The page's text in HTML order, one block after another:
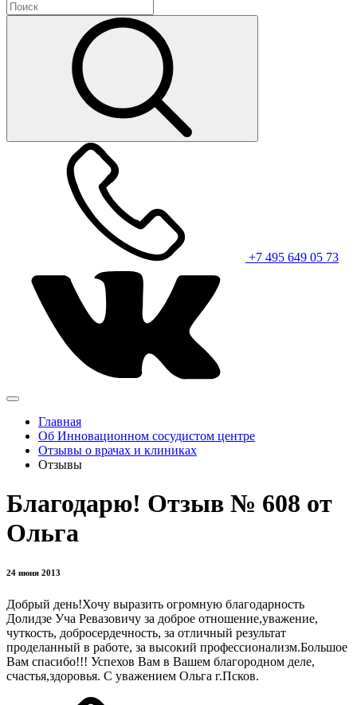
+7 495 649 05 73
Главная
Об Инновационном сосудистом центре
Отзывы о врачах и клиниках
Отзывы
Благодарю! Отзыв № 608 от
Ольга
24 июня 2013
Добрый день!Хочу выразить огромную благодарность
Долидзе Уча Ревазовичу за доброе отношение,уважение,
чуткость, добросердечность, за отличный результат
проделанный в работе, за высокий профессионализм.Большое
Вам спасибо!!! Успехов Вам в Вашем благородном деле,
счастья,здоровья. С уважением Ольга г.Псков.